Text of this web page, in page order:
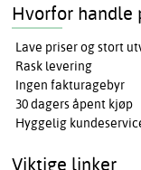
Hvorfor handle
Lave priser og stort
Rask levering
Ingen fakturagebyr
30 dagers åpent kjøp
Hyggelig
Viktige linker